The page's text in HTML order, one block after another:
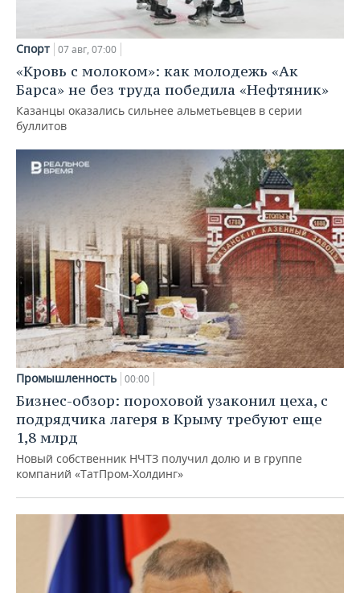
Спорт 07 авг, 07:00
«Кровь с молоком»: как молодежь «Ак
Барса» не без труда победила «Нефтяник»
Казанцы оказались сильнее альметьевцев в серии
буллитов
Промышленность 00:00
Бизнес-обзор: пороховой узаконил цеха, с
подрядчика лагеря в Крыму требуют еще
1,8 млрд
Новый собственник НЧТЗ получил долю и в группе
компаний «ТатПром-Холдинг»